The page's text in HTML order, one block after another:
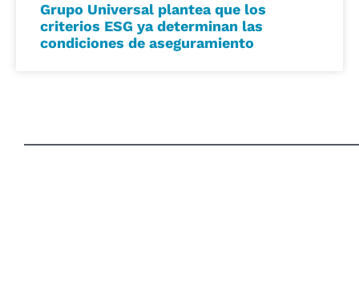
Grupo Universal plantea que los
criterios ESG ya determinan las
condiciones de aseguramiento